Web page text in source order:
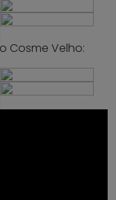
Cosme Velho: